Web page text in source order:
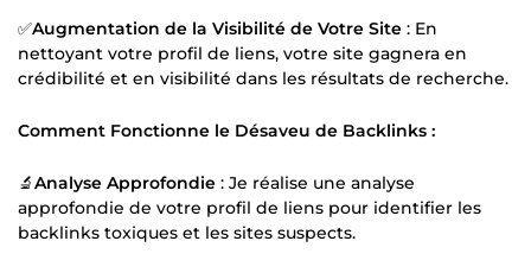
✅Augmentation de la Visibilité de Votre Site : En
nettoyant votre profil de liens, votre site gagnera en
crédibilité et en visibilité dans les résultats de recherche.
Comment Fonctionne le Désaveu de Backlinks :
🔬Analyse Approfondie : Je réalise une analyse
approfondie de votre profil de liens pour identifier les
backlinks toxiques et les sites suspects.